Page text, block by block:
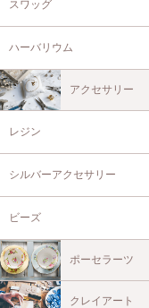
スワッグ
ハーバリウム
アクセサリー
レジン
シルバーアクセサリー
ビーズ
ポーセラーツ
クレイアート